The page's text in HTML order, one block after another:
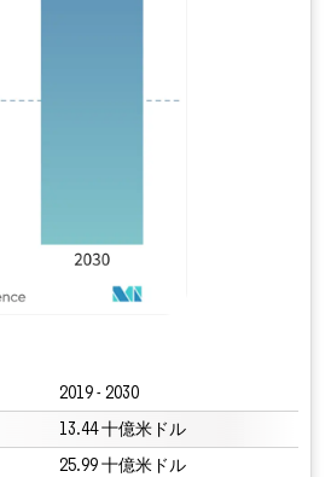
2019 - 2030
13.44 十億米ドル
25.99 十億米ドル